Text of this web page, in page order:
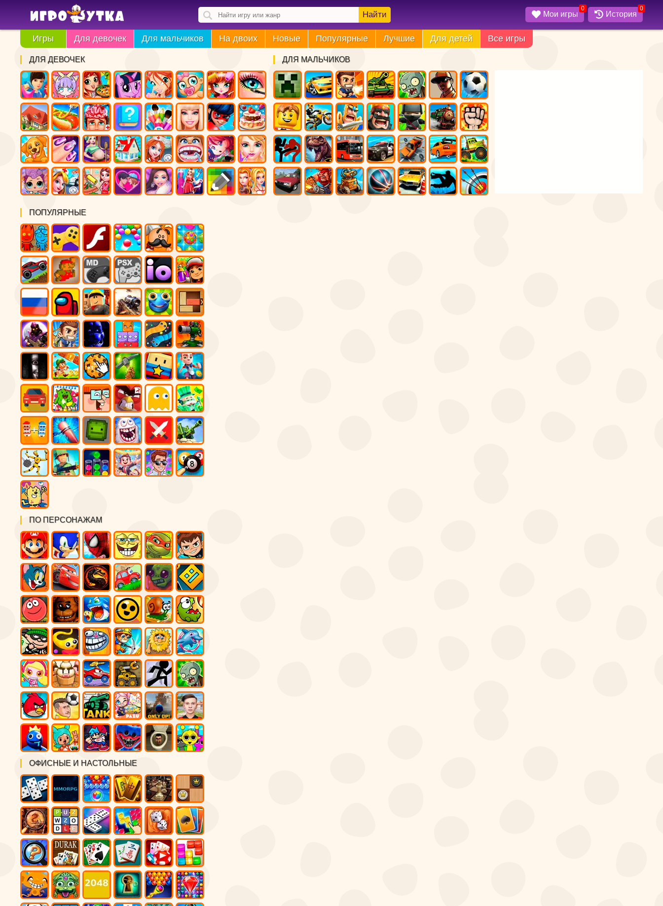
Найти Мои игры
0
История
0
Игры Для девочек Для мальчиков На двоих Новые Популярные Лучшие Для детей Все игры
ДЛЯ МАЛЬЧИКОВ
ДЛЯ ДЕВОЧЕК
ПОПУЛЯРНЫЕ
ПО ПЕРСОНАЖАМ
ОФИСНЫЕ И НАСТОЛЬНЫЕ